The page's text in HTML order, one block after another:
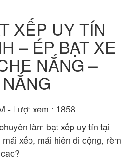
XẾP UY TÍN
– ÉP BẠT XE
NẮNG –
- Lượt xem : 1858
làm bạt xếp uy tín tại
xếp, mái hiên di động, rèm